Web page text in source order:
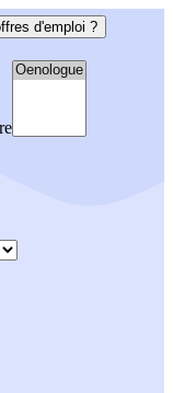
d'emploi ?